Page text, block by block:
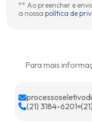
** Ao preencher e
a nossa política de
Para mais
(21) 3184-6201e